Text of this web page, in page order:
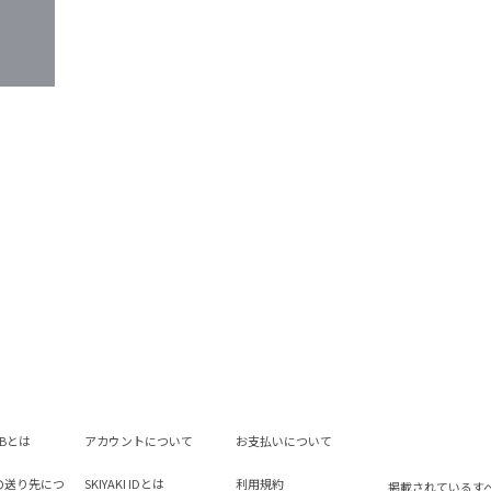
とは アカウントについて お支払いについて
送り先につ
SKIYAKI IDとは 利用規約 掲載されているす